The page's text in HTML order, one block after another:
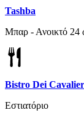
Tashba
Μπαρ - Ανοικτό 24
Bistro Dei
Εστιατόριο